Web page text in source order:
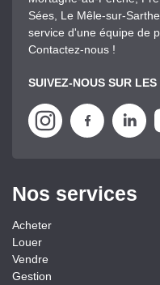
Sées, Le Mêle-sur-
service d'une équipe de
Contactez-nous !
SUIVEZ-NOUS SUR
Nos services
Acheter
Louer
Vendre
Gestion